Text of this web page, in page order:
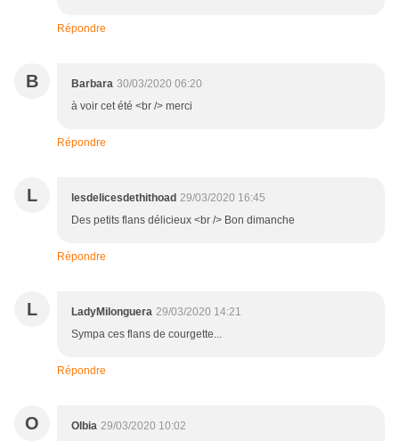
Répondre
B Barbara 30/03/2020 06:20
à voir cet été <br /> merci
Répondre
L lesdelicesdethithoad 29/03/2020 16:45
Des petits flans délicieux <br /> Bon dimanche
Répondre
L LadyMilonguera 29/03/2020 14:21
Sympa ces flans de courgette...
Répondre
O Olbia 29/03/2020 10:02